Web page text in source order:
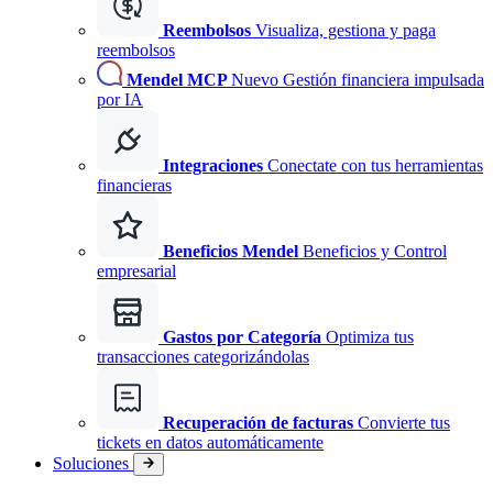
Reembolsos Visualiza, gestiona y paga
reembolsos
Mendel MCPNuevo Gestión financiera impulsada
por IA
Integraciones Conectate con tus herramientas
financieras
Beneficios Mendel Beneficios y Control
empresarial
Gastos por Categoría Optimiza tus
transacciones categorizándolas
Recuperación de facturas Convierte tus
tickets en datos automáticamente
Soluciones